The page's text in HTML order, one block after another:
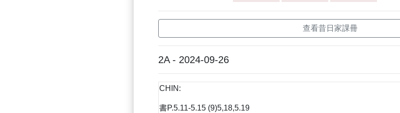
查看昔日家課冊
2A - 2024-09-26
CHIN:
書P.5.11-5.15 (9)5,18,5.19